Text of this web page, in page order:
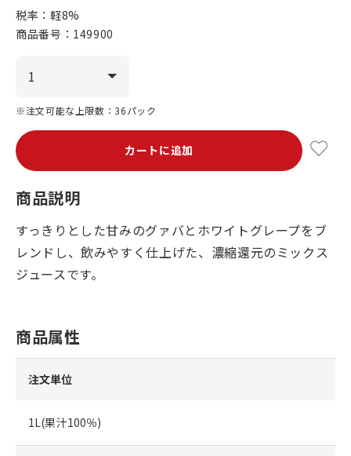
税率：軽8%
商品番号： 149900
※注文可能な上限数：36パック
カートに追加
商品説明
すっきりとした甘みのグァバとホワイトグレープをブ
レンドし、飲みやすく仕上げた、濃縮還元のミックス
ジュースです。
商品属性
注文単位
1L(果汁100％)